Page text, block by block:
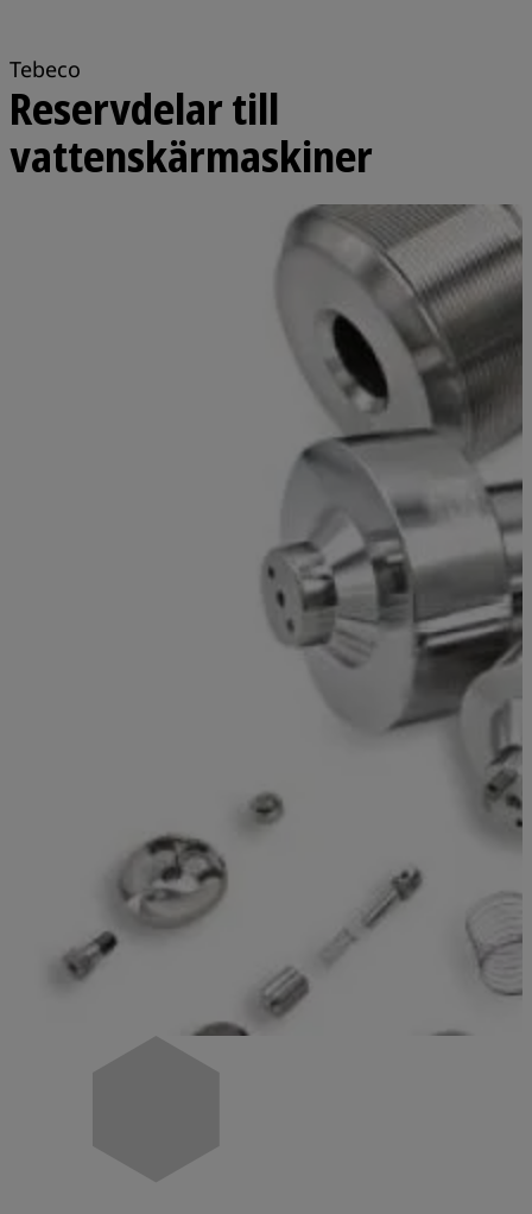
Tebeco
Reservdelar till
vattenskärmaskiner